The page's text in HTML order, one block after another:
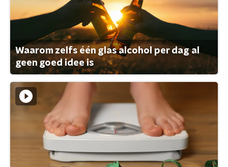
Waarom zelfs één glas alcohol per dag al
geen goed idee is